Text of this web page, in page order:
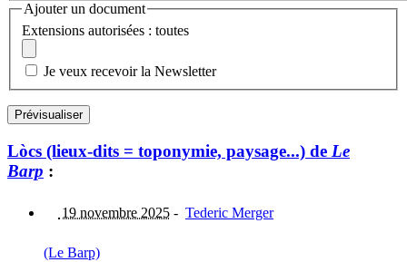
Ajouter un document
Extensions autorisées : toutes
Je veux recevoir la Newsletter
Lòcs (lieux-dits = toponymie, paysage...) de Le
Barp :
19 novembre 2025 - Tederic Merger
(Le Barp)